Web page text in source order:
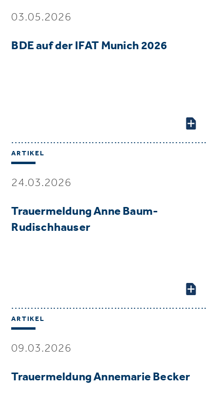
03.05.2026
BDE auf der IFAT Munich 2026
ARTIKEL
24.03.2026
Trauermeldung Anne Baum-
Rudischhauser
ARTIKEL
09.03.2026
Trauermeldung Annemarie Becker